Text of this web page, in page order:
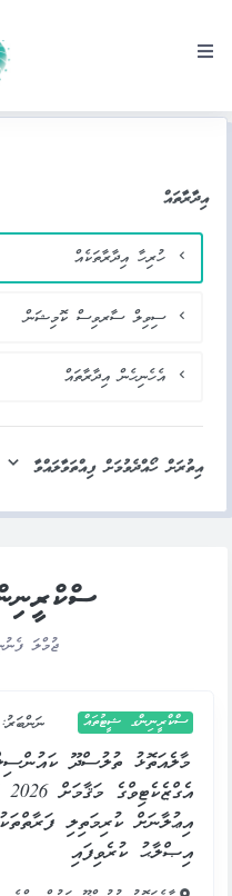
އިދާރާތައް
ހުރިހާ އިދާރާތަކެއް
ސިވިލް ސާރވިސް ކޮމިޝަން
އެހެނިހެން އިދާރާތައް
އިތުރަށް ހޯއްދެވުމަށް ފިއްތަވާލައްވާ
ޖުމްލަ
ސްކްރީނިންގ ޝީޓުތައް ނަންބަރު:
މާލެއަތޮޅު ތުލުސްދޫ
އިޢުލާނަށް ކުރިމަތިލި
އިޞްލާޙު ކުރެވިފައި